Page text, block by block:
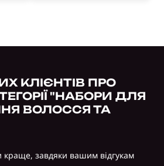
КЛІЄНТІВ ПРО
"НАБОРИ ДЛЯ
ВОЛОССЯ ТА
краще, завдяки вашим відгукам